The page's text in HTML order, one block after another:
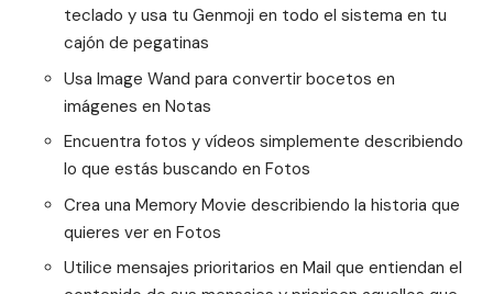
teclado y usa tu Genmoji en todo el sistema en tu
cajón de pegatinas
Usa Image Wand para convertir bocetos en
imágenes en Notas
Encuentra fotos y vídeos simplemente describiendo
lo que estás buscando en Fotos
Crea una Memory Movie describiendo la historia que
quieres ver en Fotos
Utilice mensajes prioritarios en Mail que entiendan el